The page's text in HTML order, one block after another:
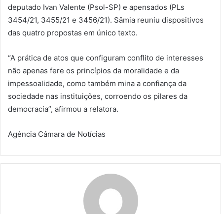
deputado Ivan Valente (Psol-SP) e apensados (PLs
3454/21, 3455/21 e 3456/21). Sâmia reuniu dispositivos
das quatro propostas em único texto.
“A prática de atos que configuram conflito de interesses
não apenas fere os princípios da moralidade e da
impessoalidade, como também mina a confiança da
sociedade nas instituições, corroendo os pilares da
democracia”, afirmou a relatora.
Agência Câmara de Notícias